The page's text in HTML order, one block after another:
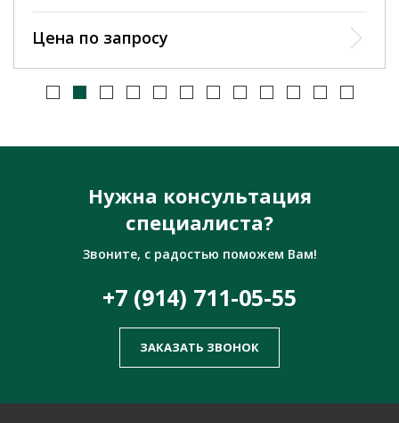
Цена по запросу
Нужна консультация
специалиста?
Звоните, с радостью поможем Вам!
+7 (914) 711-05-55
ЗАКАЗАТЬ ЗВОНОК